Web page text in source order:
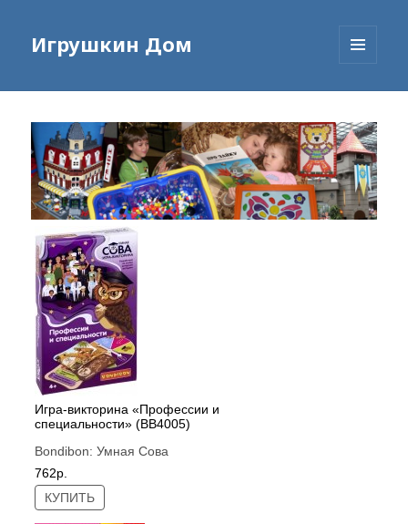
Игрушкин Дом
Игра-викторина «Профессии и
специальности» (ВВ4005)
Bondibon:Умная Сова
762р.
КУПИТЬ